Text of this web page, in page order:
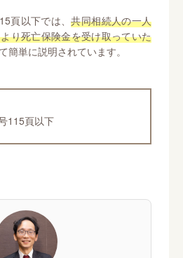
頁以下では、共同相続人の一人
り死亡保険金を受け取っていた
簡単に説明されています。
115頁以下